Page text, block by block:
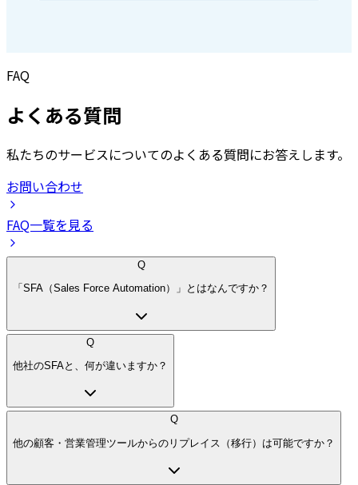
FAQ
よくある質問
私たちのサービスについてのよくある質問にお答えします。
お問い合わせ
FAQ一覧を見る
Q
「SFA（Sales Force Automation）」とはなんですか？
Q
他社のSFAと、何が違いますか？
Q
他の顧客・営業管理ツールからのリプレイス（移行）は可能ですか？